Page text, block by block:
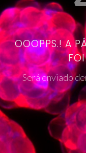
OOOPPS.! A
Será enviado